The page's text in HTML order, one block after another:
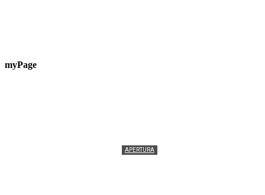
myPage
APERTURA